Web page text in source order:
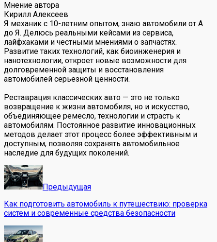
Мнение автора
Кирилл Алексеев
Я механик с 10-летним опытом, знаю автомобили от А
до Я. Делюсь реальными кейсами из сервиса,
лайфхаками и честными мнениями о запчастях.
Развитие таких технологий, как биоинженерия и
нанотехнологии, откроет новые возможности для
долговременной защиты и восстановления
автомобилей серьезной ценности.
Реставрация классических авто — это не только
возвращение к жизни автомобиля, но и искусство,
объединяющее ремесло, технологии и страсть к
автомобилям. Постоянное развитие инновационных
методов делает этот процесс более эффективным и
доступным, позволяя сохранять автомобильное
наследие для будущих поколений.
Предыдущая
Как подготовить автомобиль к путешествию: проверка
систем и современные средства безопасности